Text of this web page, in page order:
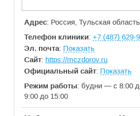
Адрес: Россия, Тульская
Телефон клиники: +7 (487) 629-
Эл. почта: Показать
Сайт: https://mczdorov.ru
Официальный сайт: Показать
Режим работы: будни — с 8:00
9:00 до 15:00